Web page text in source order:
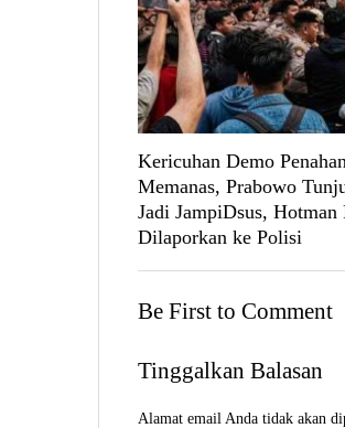
Kericuhan Demo
Memanas, Prabowo
Jadi JampiDsus, Hotman
Dilaporkan ke Polisi
Be First to Comment
Tinggalkan Balasan
Alamat email Anda tidak akan